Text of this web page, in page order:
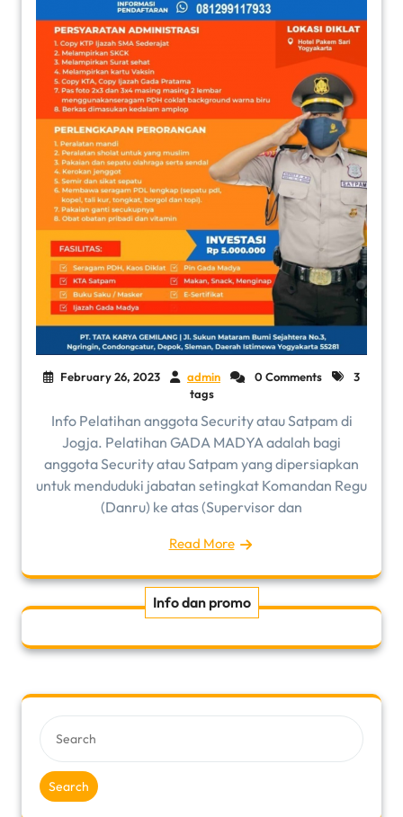
February 26, 2023 admin 0 Comments
3
tags
Info Pelatihan anggota Security atau Satpam di
Jogja. Pelatihan GADA MADYA adalah bagi
anggota Security atau Satpam yang dipersiapkan
untuk menduduki jabatan setingkat Komandan Regu
(Danru) ke atas (Supervisor dan
Read More
Info dan promo
Search